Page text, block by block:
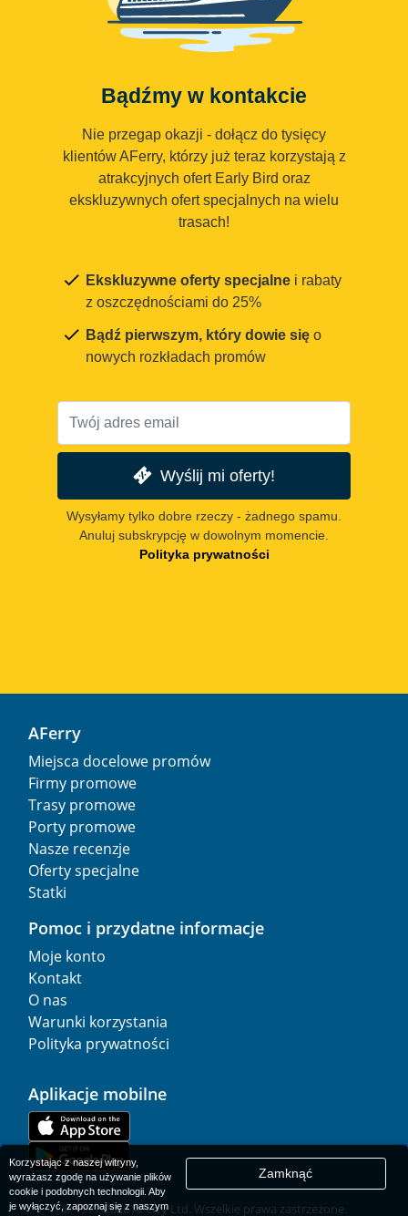
Bądźmy w kontakcie
Nie przegap okazji - dołącz do tysięcy
klientów AFerry, którzy już teraz korzystają z
atrakcyjnych ofert Early Bird oraz
ekskluzywnych ofert specjalnych na wielu
trasach!
Ekskluzywne oferty specjalne i rabaty
z oszczędnościami do 25%
Bądź pierwszym, który dowie się o
nowych rozkładach promów
Wyślij mi oferty!
Wysyłamy tylko dobre rzeczy - żadnego spamu.
Anuluj subskrypcję w dowolnym momencie.
Polityka prywatności
AFerry
Miejsca docelowe promów
Firmy promowe
Trasy promowe
Porty promowe
Nasze recenzje
Oferty specjalne
Statki
Pomoc i przydatne informacje
Moje konto
Kontakt
O nas
Warunki korzystania
Polityka prywatności
Aplikacje mobilne
© 1977-2026AFerry Ltd. Wszelkie prawa zastrzeżone.
Korzystając z naszej witryny,
wyrażasz zgodę na używanie plików
cookie i podobnych technologii. Aby
je wyłączyć, zapoznaj się z naszym
Zamknąć